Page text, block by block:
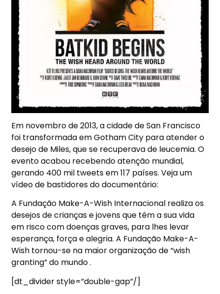
Em novembro de 2013, a cidade de San Francisco
foi transformada em Gotham City para atender o
desejo de Miles, que se recuperava de leucemia. O
evento acabou recebendo atenção mundial,
gerando 400 mil tweets em 117 países. Veja um
vídeo de bastidores do documentário:
A Fundação Make-A-Wish Internacional realiza os
desejos de crianças e jovens que têm a sua vida
em risco com doenças graves, para lhes levar
esperança, força e alegria. A Fundação Make-A-
Wish tornou-se na maior organização de “wish
granting” do mundo .
[dt_divider style=”double-gap”/]